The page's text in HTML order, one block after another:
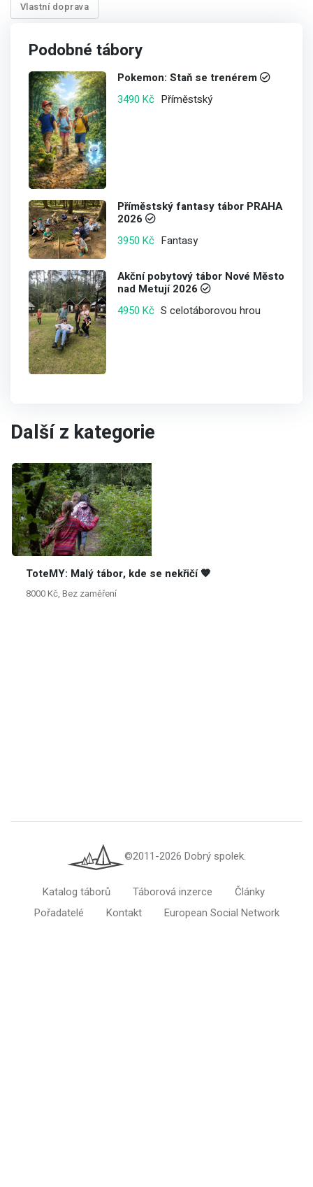
Podobné tábory
Pokemon: Staň se trenérem
3490 Kč Příměstský
Příměstský fantasy tábor PRAHA
2026
3950 Kč Fantasy
Akční pobytový tábor Nové Město
nad Metují 2026
4950 Kč S celotáborovou hrou
Vlastní doprava
Další z kategorie
ToteMY: Malý tábor, kde se nekřičí 🧡
8000 Kč, Bez zaměření
©2011-2026 Dobrý spolek.
Katalog táborů Táborová inzerce
Články
Pořadatelé
Kontakt European Social Network